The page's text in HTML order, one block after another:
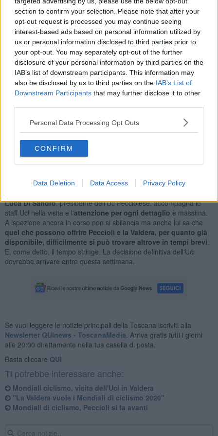
section to confirm your selection. Please note that after your
opt-out request is processed you may continue seeing
interest-based ads based on personal information utilized by
us or personal information disclosed to third parties prior to
your opt-out. You may separately opt-out of the further
disclosure of your personal information by third parties on the
IAB’s list of downstream participants. This information may
also be disclosed by us to third parties on the IAB’s List of
Downstream Participants that may further disclose it to other
Personal Data Processing Opt Outs
CONFIRM
Data Deletion Data Access Privacy Policy
per corse di livello come la Coppa Sabatini e il Giro di Toscana.
La delegazione internazionale Uci ha iniziato la visita di valutazione
dalle strutture delPolo Tecncologicodi Peccioli, ideale per
ospitare l'organizzazione, i giornalisti e tutto quello che si muove
attorno a un grande evento sportivo di questo tipo. Poi toccherà al
percorso (già definito matop secret) e, stando agli ultimi
aggiornamenti,la visita proseguirà anche domani, per capire le
possibilità ricettive delle strutture alberghiere. Nel frattempo si
Alla fine della visita sarà redatta una
confrontare con quelle delle altre città candidate. Sulle quali girano
voci non molto chiare, fra smentite e conferme: nel resto d'Europa
ha parlato addirittura di sette candidature
oltre a quella
della Valdera, conImola in prima fila.
Luca Di Sandro, presidente dell'Uc Pecciolese, accompagna lo
staff Uci nella visita e l'attenzione per ogni dettaglio è massima.
A ispezione ancora in corso non si sbilancia ma anche lui sa che
quel che possono offrire Peccioli e la Valdera, per quanto già
disponibile, difficilmente si può trovare altrove in tempi brevi
E, come detto, il tempo stringe. La decisione definitiva dell'Uci
dovrebbe arrivare entro questa settimana.
Se vuoi leggere le notizie principali della Toscana iscriviti alla
Newsletter QUInews - ToscanaMedia. Arriva gratis tutti i giorni
alle 20:00 direttamente nella tua casella di posta.
Basta cliccare QUI
Ti potrebbe interessare anche:
Mondiali ciclismo, visita dell'Uci in Valdera
"La Valdera vuole i Mondiali di ciclismo 2020"
Mondiali di ciclismo, Peccioli si fa avanti